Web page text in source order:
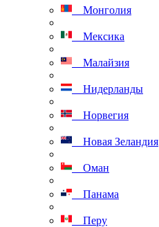
Монголия
Мексика
Малайзия
Нидерланды
Норвегия
Новая Зеландия
Оман
Панама
Перу